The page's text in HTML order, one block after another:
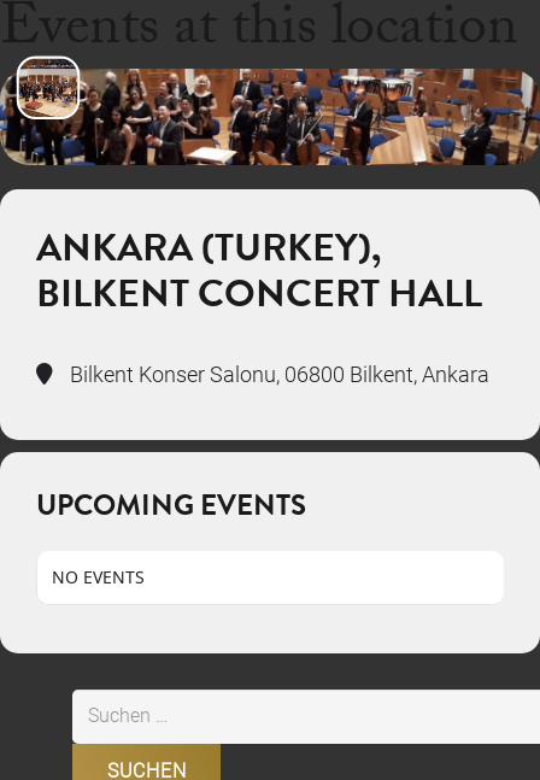
Events at this location
ANKARA (TURKEY),
BILKENT CONCERT HALL
Bilkent Konser Salonu, 06800 Bilkent, Ankara
UPCOMING EVENTS
NO EVENTS
Suchen
nach: